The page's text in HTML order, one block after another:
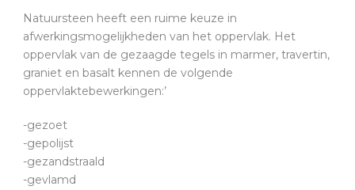
Natuursteen heeft een ruime keuze in
afwerkingsmogelijkheden van het oppervlak. Het
oppervlak van de gezaagde tegels in marmer, travertin,
graniet en basalt kennen de volgende
oppervlaktebewerkingen:’
-gezoet
-gepolijst
-gezandstraald
-gevlamd